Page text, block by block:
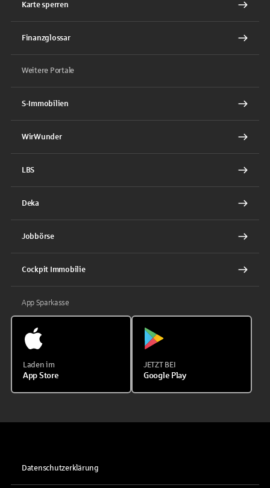
Karte sperren
Finanzglossar
Weitere Portale
S-Immobilien
WirWunder
LBS
Deka
Jobbörse
Cockpit Immobilie
App Sparkasse
Laden im
App Store
JETZT BEI
Google Play
Datenschutzerklärung